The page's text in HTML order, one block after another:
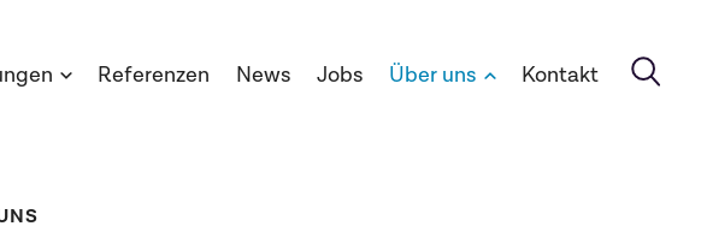
Referenzen News Jobs Über uns Kontakt